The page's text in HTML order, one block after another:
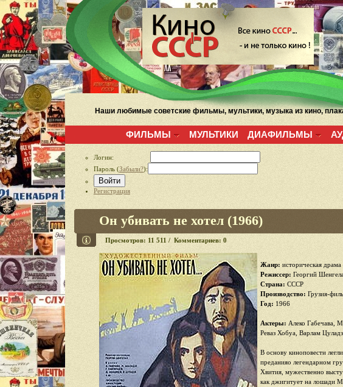
Наши любимые советские фильмы, мультики, музыка из кино,
ФИЛЬМЫ МУЛЬТИКИ ДИАФИЛЬМЫ
Логин:
Пароль (Забыли?):
Войти
Регистрация
Он убивать не хотел (1966)
Просмотров: 11 511 / Комментариев: 0
Жанр: историческая драма
Режиссер: Георгий
Страна: СССР
Производство: Грузия-
Год: 1966
Актеры: Алеко Габечава,
Реваз Хобуа, Варлам
В основу киноповести
преданияо легендарном
Хвития, мужественно
как джигитует на лошади